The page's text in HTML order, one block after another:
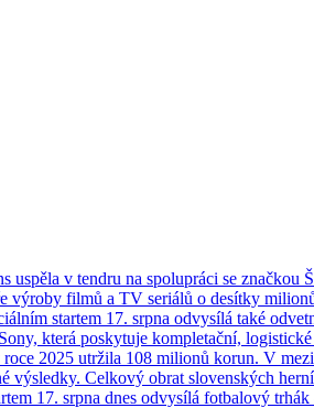
v tendru na spolupráci se značkou
výroby filmů a TV seriálů o desítky
startem 17. srpna odvysílá také
která poskytuje kompletační,
2025 utržila 108 milionů korun. V
výsledky. Celkový obrat slovenských
17. srpna dnes odvysílá fotbalový trhák